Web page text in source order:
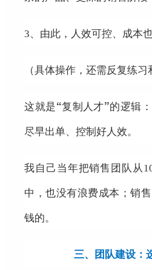
3、 由此，人效可控、成本
（具体操作，还需反复练习
这就是“复制人才”的逻辑
尽早出单、控制好人效。
我自己当年把销售团队从
中，也没有浪费成本；销
钱的。
三、团队建设：